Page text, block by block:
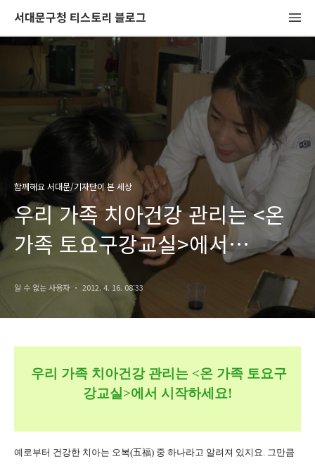
서대문구청 티스토리 블로그
함께해요 서대문/기자단이 본 세상
우리 가족 치아건강 관리는 <온
가족 토요구강교실>에서
시작하세요!
알 수 없는 사용자 2012. 4. 16. 08:33
우리 가족 치아건강 관리는 <온 가족 토요구
강교실>에서 시작하세요!
예로부터 건강한 치아는 오복(五福) 중 하나라고 알려져 있지요. 그만큼